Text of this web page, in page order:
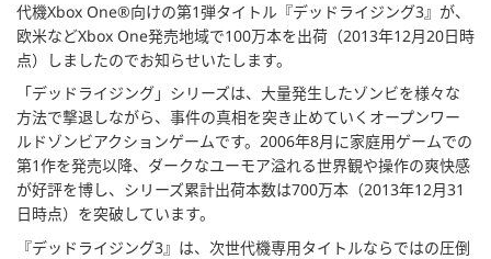
代機Xbox One®向けの第1弾タイトル『デッドライジング3』が、
欧米などXbox One発売地域で100万本を出荷（2013年12月20日時
点）しましたのでお知らせいたします。
「デッドライジング」シリーズは、大量発生したゾンビを様々な
方法で撃退しながら、事件の真相を突き止めていくオープンワー
ルドゾンビアクションゲームです。2006年8月に家庭用ゲームでの
第1作を発売以降、ダークなユーモア溢れる世界観や操作の爽快感
が好評を博し、シリーズ累計出荷本数は700万本（2013年12月31
日時点）を突破しています。
『デッドライジング3』は、次世代機専用タイトルならではの圧倒